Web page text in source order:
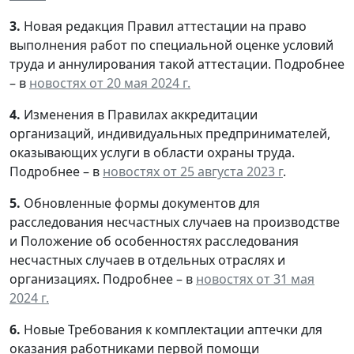
3. Новая редакция Правил аттестации на право
выполнения работ по специальной оценке условий
труда и аннулирования такой аттестации. Подробнее
– в новостях от 20 мая 2024 г.
4. Изменения в Правилах аккредитации
организаций, индивидуальных предпринимателей,
оказывающих услуги в области охраны труда.
Подробнее – в новостях от 25 августа 2023 г.
5. Обновленные формы документов для
расследования несчастных случаев на производстве
и Положение об особенностях расследования
несчастных случаев в отдельных отраслях и
организациях. Подробнее – в новостях от 31 мая
2024 г.
6. Новые Требования к комплектации аптечки для
оказания работниками первой помощи